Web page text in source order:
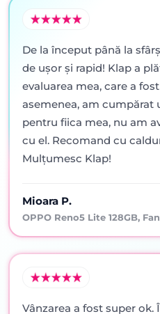
De la început până la
de ușor și rapid! Klap a
evaluarea mea, care a
asemenea, am cumpărat
pentru fiica mea, nu am
cu el. Recomand cu
Mulțumesc Klap!
Mioara P.
OPPO Reno5 Lite 128GB,
Vânzarea a fost super